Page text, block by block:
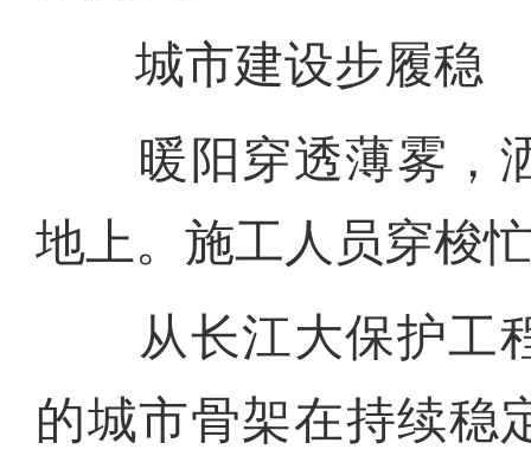
城市建设步履稳
暖阳穿透薄雾，洒
地上。施工人员穿梭
从长江大保护工程
的城市骨架在持续稳